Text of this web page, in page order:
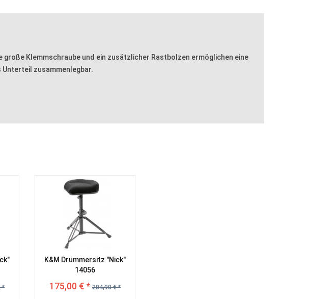
Klemmschraube und ein zusätzlicher Rastbolzen ermöglichen eine
zusammenlegbar.
*
K&M Drummersitz "Nick"
14056
175,00 € * 204,90 € *